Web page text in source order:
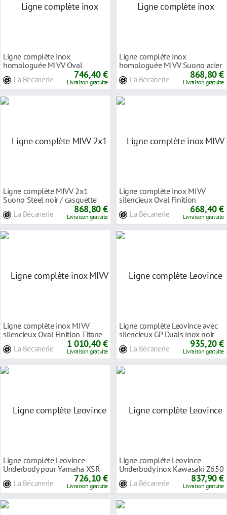
Ligne complète inox
homologuée MIVV Oval
carbone Kawasaki Versys 650
La Bécanerie 746,40 €
Livraison gratuite
Ligne complète inox
homologuée MIVV Suono acier
La Bécanerie 868,80 €
Livraison gratuite
Ligne complète MIVV 2x1
Suono Steel noir / casquette
La Bécanerie 868,80 €
Livraison gratuite
Ligne complète inox MIVV
silencieux Oval Finition
carbone pour Yamaha
La Bécanerie 668,40 €
Livraison gratuite
Ligne complète inox MIVV
silencieux Oval Finition Titane
La Bécanerie 1 010,40 €
Livraison gratuite
Ligne complète Leovince avec
silencieux GP Duals inox noir
La Bécanerie 935,20 €
Livraison gratuite
Ligne complète Leovince
Underbody pour Yamaha XSR
La Bécanerie 726,10 €
Livraison gratuite
Ligne complète Leovince
Underbody inox Kawasaki Z650
La Bécanerie 837,90 €
Livraison gratuite